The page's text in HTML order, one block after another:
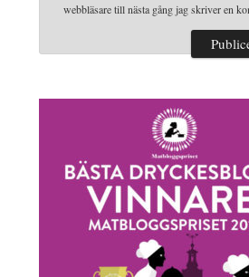
webbläsare till nästa gång jag skriver en